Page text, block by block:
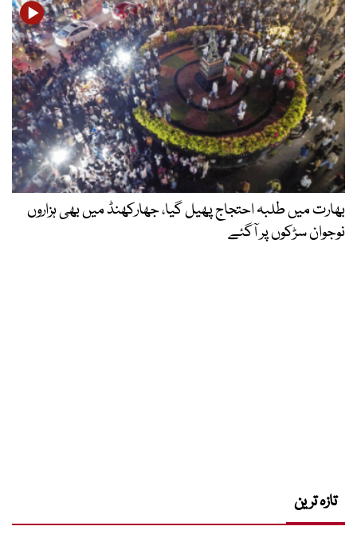
بھارت میں طلبہ احتجاج پھیل گیا، جھارکھنڈ میں بھی ہزاروں
نوجوان سڑکوں پر آگئے
تازہ ترین